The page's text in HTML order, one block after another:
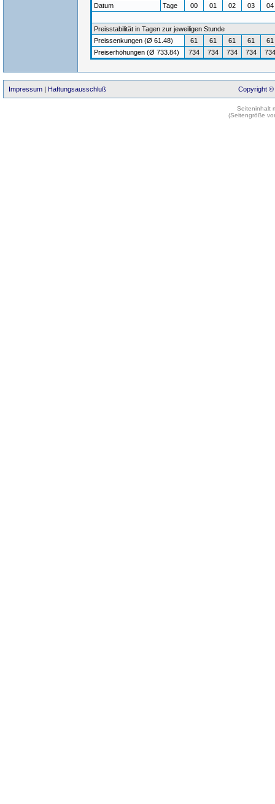
Datum
Tage 00 01 02 03 04
Preisstabilität in Tagen zur jeweiligen Stunde
Preissenkungen (Ø 61.48)
61 61 61 61
61
Preiserhöhungen (Ø 733.84)
734 734 734 734 734
Impressum | Haftungsausschluß Copyright ©
Seiteninhalt
(Seitengröße